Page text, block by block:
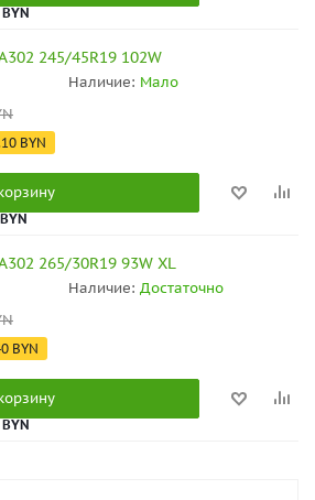
245/45R19 102W
Наличие: Мало
BYN
265/30R19 93W XL
Наличие: Достаточно
BYN